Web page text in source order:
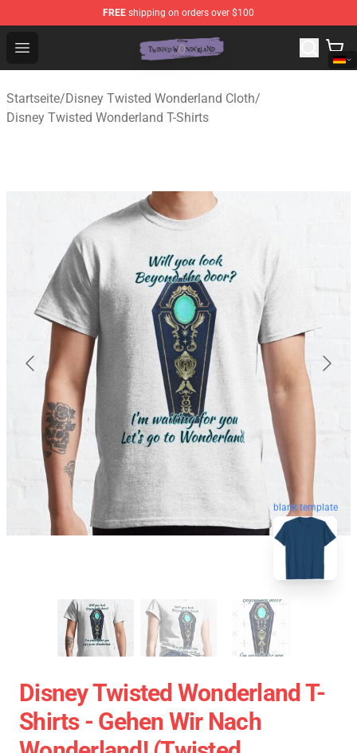
FREE shipping on orders over $100
Open menu
Twisted Wonderland Store - Official Twisted
Startseite/Disney Twisted Wonderland Cloth/
Disney Twisted Wonderland T-Shirts
blank template
Disney Twisted Wonderland T-
Shirts - Gehen Wir Nach